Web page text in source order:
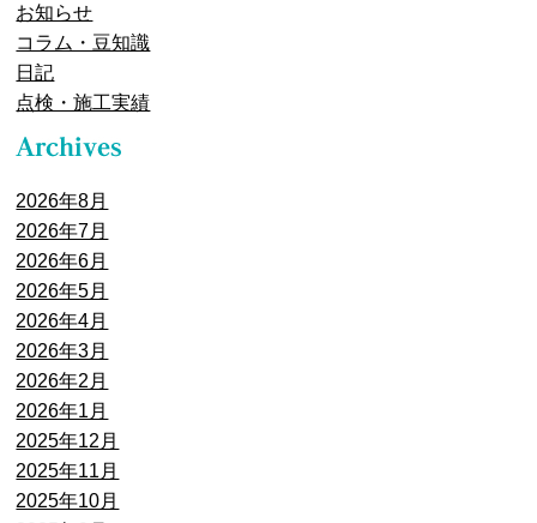
お知らせ
コラム・豆知識
日記
点検・施工実績
2026年8月
2026年7月
2026年6月
2026年5月
2026年4月
2026年3月
2026年2月
2026年1月
2025年12月
2025年11月
2025年10月